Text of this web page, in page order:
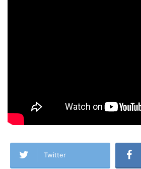
Twitter